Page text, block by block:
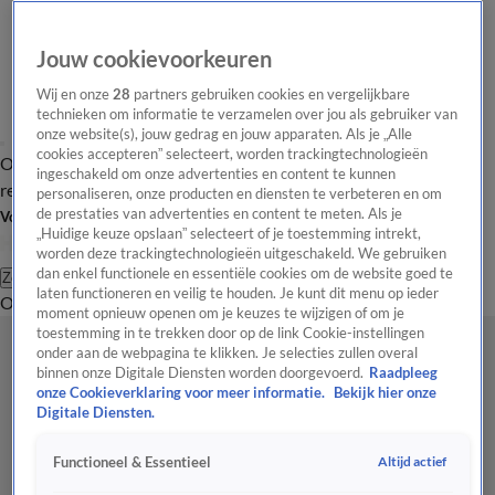
Overzicht Laatste nieuws Regionieuws Het beste van Hart
Tip de
redactie
Volg Hart van Nederland
Zoeken
OverzichtRegioUitzendingenWeerTip de redactiePanelVideo's
Jouw cookievoorkeuren
Wij en onze28 partners gebruiken cookies en vergelijkbare
technieken om informatie te verzamelen over jou als gebruiker van
onze website(s), jouw gedrag en jouw apparaten. Als je „Alle
cookies accepteren” selecteert, worden trackingtechnologieën
ingeschakeld om onze advertenties en content te kunnen
personaliseren, onze producten en diensten te verbeteren en om
de prestaties van advertenties en content te meten. Als je
„Huidige keuze opslaan” selecteert of je toestemming intrekt,
worden deze trackingtechnologieën uitgeschakeld. We gebruiken
dan enkel functionele en essentiële cookies om de website goed te
laten functioneren en veilig te houden. Je kunt dit menu op ieder
moment opnieuw openen om je keuzes te wijzigen of om je
toestemming in te trekken door op de link Cookie-instellingen
onder aan de webpagina te klikken. Je selecties zullen overal
binnen onze Digitale Diensten worden doorgevoerd. Raadpleeg
onze Cookieverklaring voor meer informatie.
Bekijk hier onze
Digitale Diensten.
Functioneel & Essentieel Altijd actief